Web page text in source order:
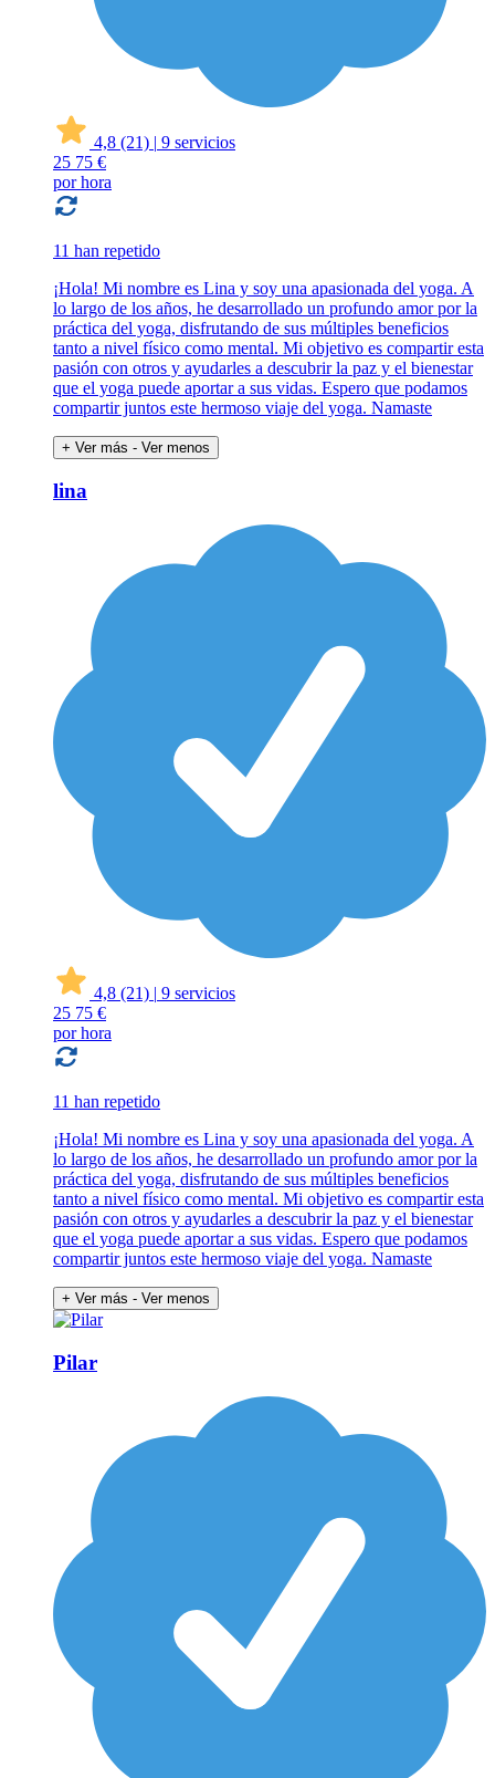
4,8 (21) | 9 servicios
25 75 €
por hora
11 han repetido
¡Hola! Mi nombre es Lina y soy una apasionada del yoga. A
lo largo de los años, he desarrollado un profundo amor por la
práctica del yoga, disfrutando de sus múltiples beneficios
tanto a nivel físico como mental. Mi objetivo es compartir esta
pasión con otros y ayudarles a descubrir la paz y el bienestar
que el yoga puede aportar a sus vidas. Espero que podamos
compartir juntos este hermoso viaje del yoga. Namaste
+ Ver más - Ver menos
lina
4,8 (21) | 9 servicios
25 75 €
por hora
11 han repetido
¡Hola! Mi nombre es Lina y soy una apasionada del yoga. A
lo largo de los años, he desarrollado un profundo amor por la
práctica del yoga, disfrutando de sus múltiples beneficios
tanto a nivel físico como mental. Mi objetivo es compartir esta
pasión con otros y ayudarles a descubrir la paz y el bienestar
que el yoga puede aportar a sus vidas. Espero que podamos
compartir juntos este hermoso viaje del yoga. Namaste
+ Ver más - Ver menos
Pilar